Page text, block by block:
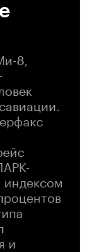
8,
и